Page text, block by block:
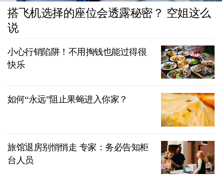
搭飞机选择的座位会透露秘密？ 空姐这么
说
小心行销陷阱！不用掏钱也能过得很
快乐
如何“永远”阻止果蝇进入你家？
旅馆退房别悄悄走 专家：务必告知柜
台人员